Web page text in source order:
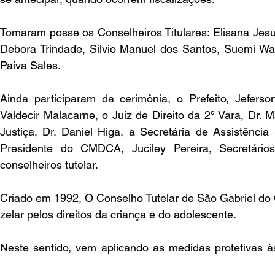
Tomaram posse os Conselheiros Titulares: Elisana
Debora Trindade, Silvio Manuel dos Santos, Suemi
Paiva Sales.
Ainda participaram da cerimônia, o Prefeito,
Valdecir Malacarne, o Juiz de Direito da 2º Vara, Dr.
Justiça, Dr. Daniel Higa, a Secretária de
Presidente do CMDCA, Juciley Pereira,
conselheiros tutelar.
Criado em 1992, O Conselho Tutelar de São Gabriel
zelar pelos direitos da criança e do adolescente.
Neste sentido, vem aplicando as medidas protetivas